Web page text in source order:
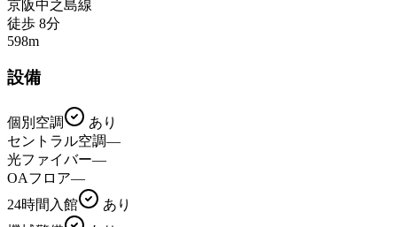
京阪中之島線
徒歩 8分
598m
設備
個別空調
あり
セントラル空調—
光ファイバー—
OAフロア—
24時間入館
あり